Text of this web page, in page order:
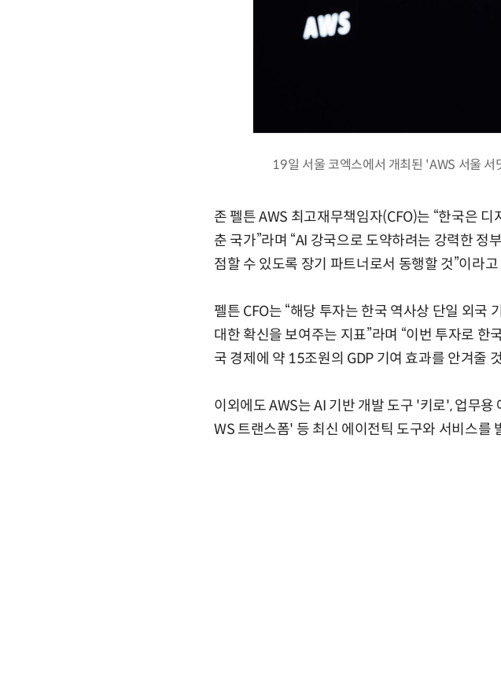
19일 서울 코엑스에서 개최된 'AWS 서울
존 펠튼 AWS 최고재무책임자(CFO)는 “한국은
춘 국가”라며 “AI 강국으로 도약하려는 강력한 정
점할 수 있도록 장기 파트너로서 동행할 것”이라
펠튼 CFO는 “해당 투자는 한국 역사상 단일 외국
대한 확신을 보여주는 지표”라며 “이번 투자로
국 경제에 약 15조원의 GDP 기여 효과를 안겨줄
이외에도 AWS는 AI 기반 개발 도구 '키로', 업무
WS 트랜스폼' 등 최신 에이전틱 도구와 서비스를